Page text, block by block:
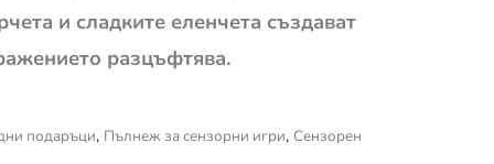
и сладките еленчета създават
разцъфтява.
подаръци, Пълнеж за сензорни игри, Сензорен